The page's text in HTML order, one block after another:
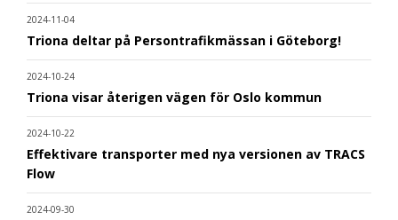
2024-11-04
Triona deltar på Persontrafikmässan i Göteborg!
2024-10-24
Triona visar återigen vägen för Oslo kommun
2024-10-22
Effektivare transporter med nya versionen av TRACS
Flow
2024-09-30